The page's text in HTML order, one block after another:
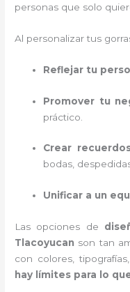
personas que solo
Al personalizar tus
Reflejar tu
Promover tu
práctico.
Crear
bodas,
Unificar a un
Las opciones de
Tlacoyucan son tan
con colores,
hay límites para lo